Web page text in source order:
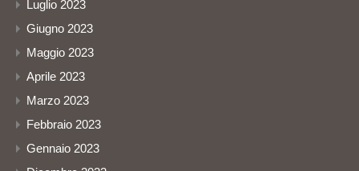
Luglio 2023
Giugno 2023
Maggio 2023
Aprile 2023
Marzo 2023
Febbraio 2023
Gennaio 2023